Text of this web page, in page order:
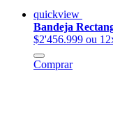
quickview
Bandeja
$2'456.999 ou
Comprar